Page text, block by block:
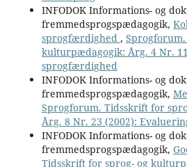
INFODOK Informations- og
fremmedsprogspædagogik,
sprogfærdighed ,
kulturpædagogik: Årg. 4 Nr.
sprogfærdighed
INFODOK Informations- og
fremmedsprogspædagogik,
Sprogforum. Tidsskrift for
Årg. 8 Nr. 23 (2002):
INFODOK Informations- og
fremmedsprogspædagogik,
Tidsskrift for sprog- og